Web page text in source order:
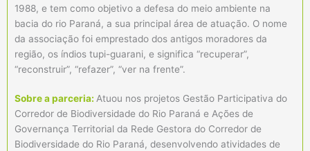
1988, e tem como objetivo a defesa do meio ambiente na
bacia do rio Paraná, a sua principal área de atuação. O nome
da associação foi emprestado dos antigos moradores da
região, os índios tupi-guarani, e significa “recuperar”,
“reconstruir”, “refazer”, “ver na frente”.
Sobre a parceria: Atuou nos projetos Gestão Participativa do
Corredor de Biodiversidade do Rio Paraná e Ações de
Governança Territorial da Rede Gestora do Corredor de
Biodiversidade do Rio Paraná, desenvolvendo atividades de